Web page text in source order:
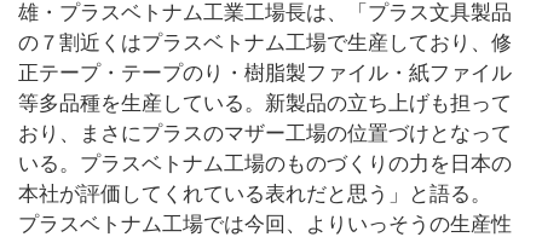
雄・プラスベトナム工業工場長は、「プラス文具製品
の７割近くはプラスベトナム工場で生産しており、修
正テープ・テープのり・樹脂製ファイル・紙ファイル
等多品種を生産している。新製品の立ち上げも担って
おり、まさにプラスのマザー工場の位置づけとなって
いる。プラスベトナム工場のものづくりの力を日本の
本社が評価してくれている表れだと思う」と語る。
プラスベトナム工場では今回、よりいっそうの生産性